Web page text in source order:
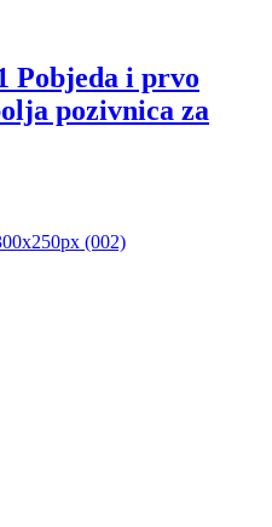
Pobjeda i prvo
pozivnica za